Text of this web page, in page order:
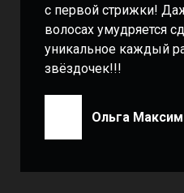
с первой стрижки!
волосах умудряется
уникальное каждый
звёздочек!!!
Ольга